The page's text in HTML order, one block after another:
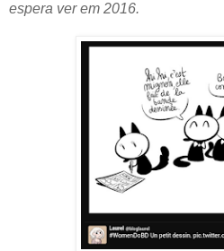
espera ver em 2016.